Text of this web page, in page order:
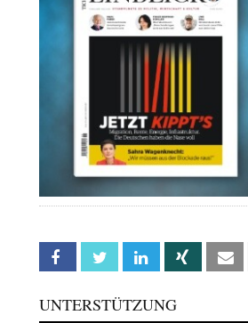
Facebook Twitter Linkedin Xing
UNTERSTÜTZUNG